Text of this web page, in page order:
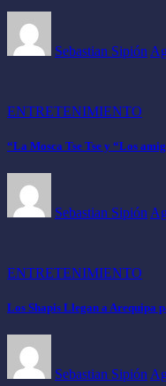
Sebastian Sipión
ENTRETENIMIENTO
“La Mosca Tse Tse y “Los
Sebastian Sipión
ENTRETENIMIENTO
Los Shapis Llegan a Arequipa
Sebastian Sipión